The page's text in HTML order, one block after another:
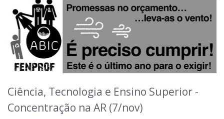
Ciência, Tecnologia e Ensino Superior -
Concentração na AR (7/nov)